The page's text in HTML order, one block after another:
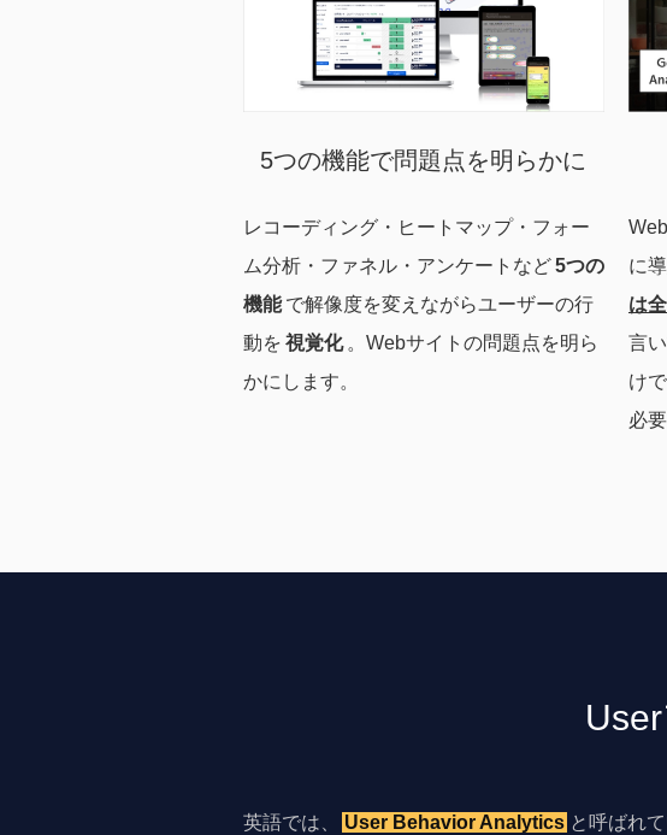
5つの機能で問題点を明らかに
レコーディング・ヒートマップ・フォー
ム分析・ファネル・アンケートなど5つの
機能 で解像度を変えながらユーザーの行
動を 視覚化 。Webサイトの問題点を明ら
かにします。
に
は
言
け
必
User
英語では、 User Behavior Analytics と呼ばれ